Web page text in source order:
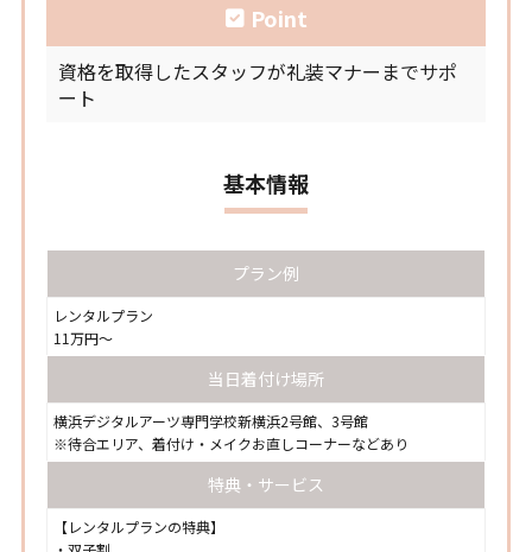
Point
資格を取得したスタッフが礼装マナーまでサポ
ート
基本情報
プラン例
レンタルプラン
11万円～
当日着付け場所
横浜デジタルアーツ専門学校新横浜2号館、3号館
※待合エリア、着付け・メイクお直しコーナーなどあり
特典・サービス
【レンタルプランの特典】